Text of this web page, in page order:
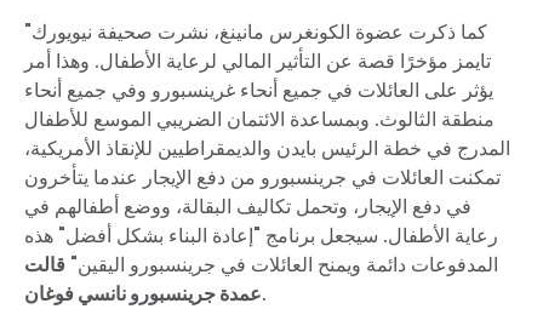
"كما ذكرت عضوة الكونغرس مانينغ، نشرت صحيفة نيويورك
تايمز مؤخرًا قصة عن التأثير المالي لرعاية الأطفال. وهذا أمر
يؤثر على العائلات في جميع أنحاء غرينسبورو وفي جميع أنحاء
منطقة الثالوث. وبمساعدة الائتمان الضريبي الموسع للأطفال
المدرج في خطة الرئيس بايدن والديمقراطيين للإنقاذ الأمريكية،
تمكنت العائلات في جرينسبورو من دفع الإيجار عندما يتأخرون
في دفع الإيجار، وتحمل تكاليف البقالة، ووضع أطفالهم في
رعاية الأطفال. سيجعل برنامج "إعادة البناء بشكل أفضل" هذه
المدفوعات دائمة ويمنح العائلات في جرينسبورو اليقين" قالت
عمدة جرينسبورو نانسي فوغان.